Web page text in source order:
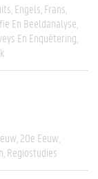
Engels Frans
En Beeldanalyse
En Enquêtering
20e Eeuw
Regiostudies